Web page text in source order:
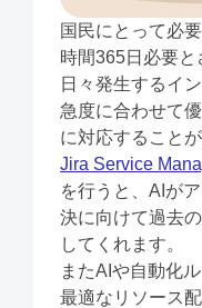
国民にとって必
時間365日必要と
日々発生するイ
急度に合わせて
に対応すること
Jira Service
を行うと、AIが
決に向けて過去
してくれます。
またAIや自動化
最適なリソース